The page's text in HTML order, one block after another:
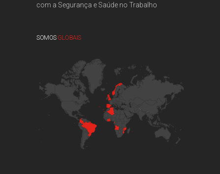
com a Segurança e Saúde no Trabalho
SOMOS GLOBAIS